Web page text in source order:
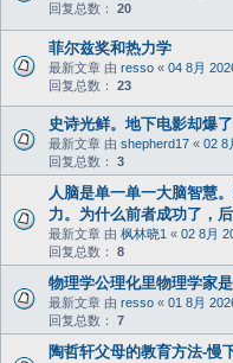
回复总数： 20
菲尔兹奖和热力学
最新文章 由 resso « 04 8月
回复总数： 23
史诗光鲜。地下电影却爆了
最新文章 由 shepherd17 « 02 8
回复总数： 3
人脑是单一单一大脑智慧
力。为什么前者成功了，
最新文章 由 枫林晓1 « 02 8月
回复总数： 8
物理学公理化里物理学家
最新文章 由 resso « 01 8月
回复总数： 7
陶哲轩父母的教育方法-慢